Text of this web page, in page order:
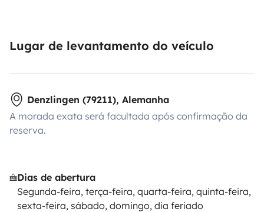
Lugar de levantamento do veículo
Denzlingen (79211), Alemanha
A morada exata será facultada após confirmação da
reserva.
Dias de abertura
Segunda-feira, terça-feira, quarta-feira, quinta-feira,
sexta-feira, sábado, domingo, dia feriado